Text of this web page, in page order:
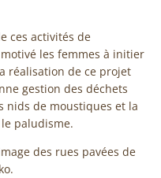
ces activités de
les femmes à initier
réalisation de ce projet
gestion des déchets
nids de moustiques et la
paludisme.
des rues pavées de